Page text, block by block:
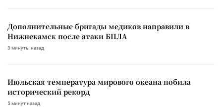
Дополнительные бригады медиков направили в
Нижнекамск после атаки БПЛА
3 минуты назад
Июльская температура мирового океана побила
исторический рекорд
5 минут назад